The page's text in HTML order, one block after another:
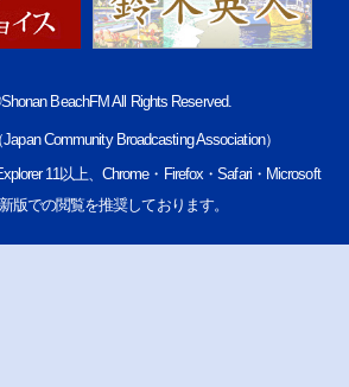
BeachFM All Rights Reserved.
Community Broadcasting Association）
11以上、Chrome・Firefox・Safari・Microsoft
版での閲覧を推奨しております。